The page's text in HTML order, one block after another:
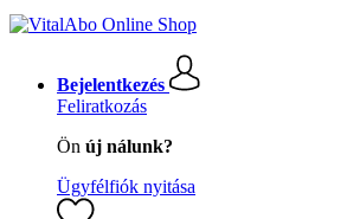
Bejelentkezés
Feliratkozás
Ön új nálunk?
Ügyfélfiók nyitása